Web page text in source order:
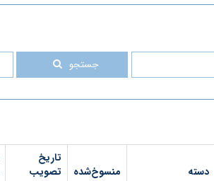
جستجو
دسته منسوخ‌شده
تاریخ
تصویب